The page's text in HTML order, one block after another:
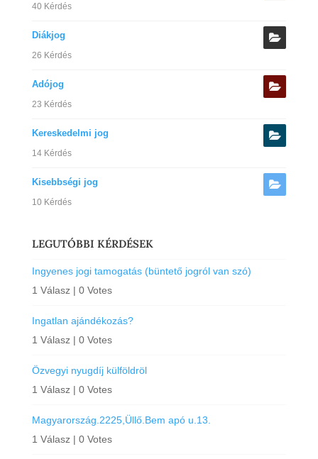
40 Kérdés
Diákjog
26 Kérdés
Adójog
23 Kérdés
Kereskedelmi jog
14 Kérdés
Kisebbségi jog
10 Kérdés
LEGUTÓBBI KÉRDÉSEK
Ingyenes jogi tamogatás (büntető jogról van szó)
1 Válasz | 0 Votes
Ingatlan ajándékozás?
1 Válasz | 0 Votes
Özvegyi nyugdíj külföldröl
1 Válasz | 0 Votes
Magyarország.2225,Üllő.Bem apó u.13.
1 Válasz | 0 Votes